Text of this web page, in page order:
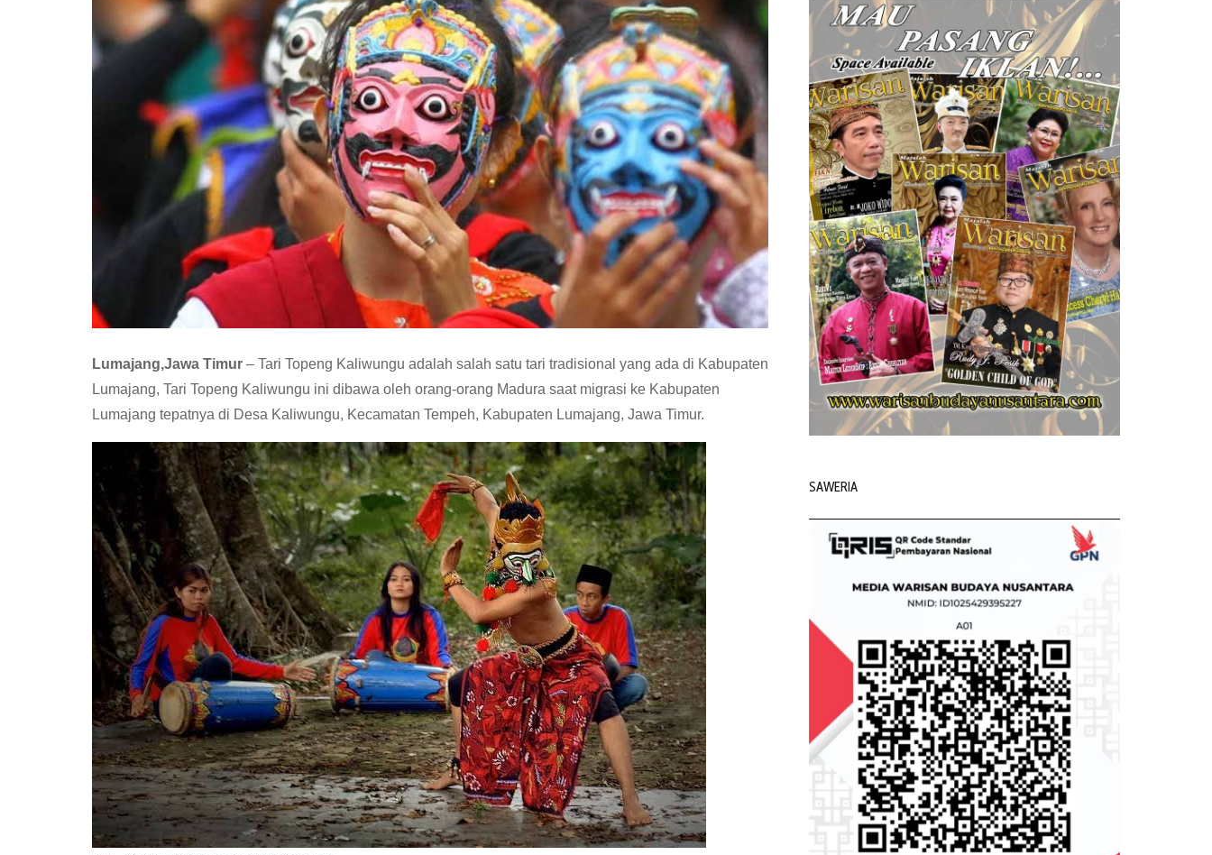
Lumajang,Jawa Timur – Tari Topeng Kaliwungu adalah salah satu tari tradisional yang ada di Kabupaten
Lumajang, Tari Topeng Kaliwungu ini dibawa oleh orang-orang Madura saat migrasi ke Kabupaten
Lumajang tepatnya di Desa Kaliwungu, Kecamatan Tempeh, Kabupaten Lumajang, Jawa Timur.
SAWERIA